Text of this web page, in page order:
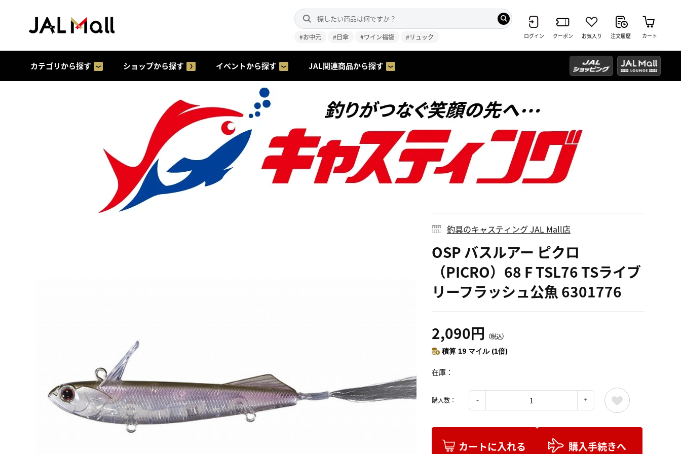
#お中元 #日傘 #ワイン福袋 #リュック ログイン クーポン お気入り 注文履歴 カート
カテゴリから探す ショップから探す イベントから探す JAL関連商品から探す
釣具のキャスティング JAL Mall店
OSP バスルアー ピクロ
（PICRO）68 F TSL76 TSライブ
リーフラッシュ公魚 6301776
2,090円 （税込）
積算 19 マイル (1倍)
在庫
購入数：
カートに入れる 購入手続きへ